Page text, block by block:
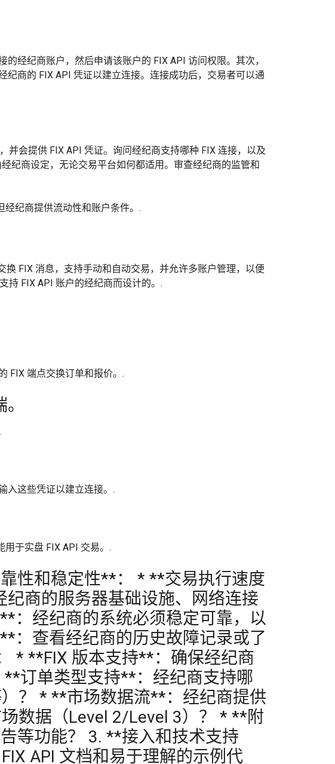
经纪商账户，然后申请该账户的 FIX API 访问权限。其次，
纪商的 FIX API 凭证以建立连接。连接成功后，交易者可以通
并会提供 FIX API 凭证。询问经纪商支持哪种 FIX 连接，以及
纪商设定，无论交易平台如何都适用。审查经纪商的监管和
纪商提供流动性和账户条件。.
FIX 消息，支持手动和自动交易，并允许多账户管理，以便
持 FIX API 账户的经纪商而设计的。.
FIX 端点交换订单和报价。.
入这些凭证以建立连接。.
于实盘 FIX API 交易。.
性和稳定性**： * **交易执行速度
商的服务器基础设施、网络连接
：经纪商的系统必须稳定可靠，以
：查看经纪商的历史故障记录或了
* **FIX 版本支持**：确保经纪商
**订单类型支持**：经纪商支持哪
？ * **市场数据流**：经纪商提供
数据（Level 2/Level 3）？ * **附
等功能？ 3. **接入和技术支持
API 文档和易于理解的示例代